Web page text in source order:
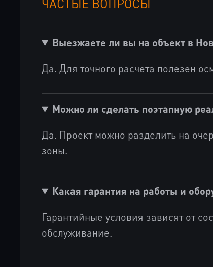
ЧАСТЫЕ ВОПРОСЫ
Выезжаете ли вы на объект в
Да. Для точного расчета полезен
Можно ли сделать поэтапную
Да. Проект можно разделить на
зоны.
Какая гарантия на работы и
Гарантийные условия зависят от
обслуживание.